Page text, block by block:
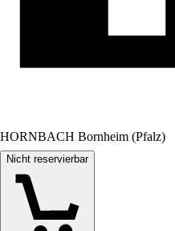
HORNBACH Bornheim (Pfalz)
Nicht reservierbar